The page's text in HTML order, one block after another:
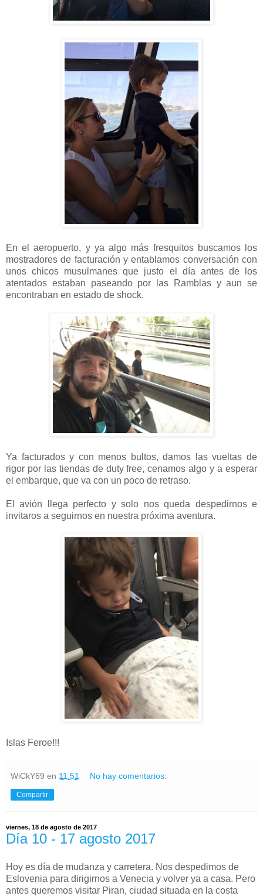
En el aeropuerto, y ya algo más fresquitos buscamos los
mostradores de facturación y entablamos conversación con
unos chicos musulmanes que justo el día antes de los
atentados estaban paseando por las Ramblas y aun se
encontraban en estado de shock.
Ya facturados y con menos bultos, damos las vueltas de
rigor por las tiendas de duty free, cenamos algo y a esperar
el embarque, que va con un poco de retraso.
El avión llega perfecto y solo nos queda despedirnos e
invitaros a seguirnos en nuestra próxima aventura.
Islas Feroe!!!
WiCkY69 en 11:51 No hay comentarios:
Compartir
viernes, 18 de agosto de 2017
Día 10 - 17 agosto 2017
Hoy es día de mudanza y carretera. Nos despedimos de
Eslovenia para dirigirnos a Venecia y volver ya a casa. Pero
antes queremos visitar Piran, ciudad situada en la costa